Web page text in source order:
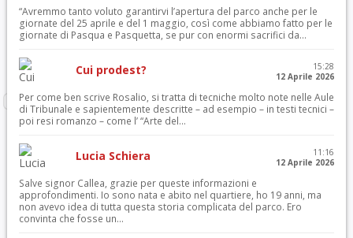
“Avremmo tanto voluto garantirvi l’apertura del parco anche per le
giornate del 25 aprile e del 1 maggio, così come abbiamo fatto per le
giornate di Pasqua e Pasquetta, se pur con enormi sacrifici da...
Cui prodest?
15:28
12 Aprile 2026
Per come ben scrive Rosalio, si tratta di tecniche molto note nelle Aule
di Tribunale e sapientemente descritte – ad esempio – in testi tecnici –
poi resi romanzo – come l’ “Arte del...
Lucia Schiera
11:16
12 Aprile 2026
Salve signor Callea, grazie per queste informazioni e
approfondimenti. Io sono nata e abito nel quartiere, ho 19 anni, ma
non avevo idea di tutta questa storia complicata del parco. Ero
convinta che fosse un...